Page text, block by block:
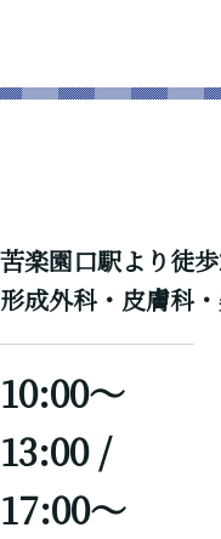
苦楽園口駅より徒
形成外科・皮膚科
10:00～
13:00 /
17:00～